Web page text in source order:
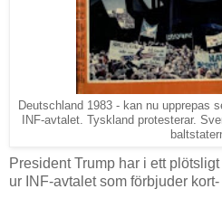
Deutschland 1983 - kan nu upprepas
INF-avtalet. Tyskland protesterar.
President Trump har i ett
ur INF-avtalet som förbjuder